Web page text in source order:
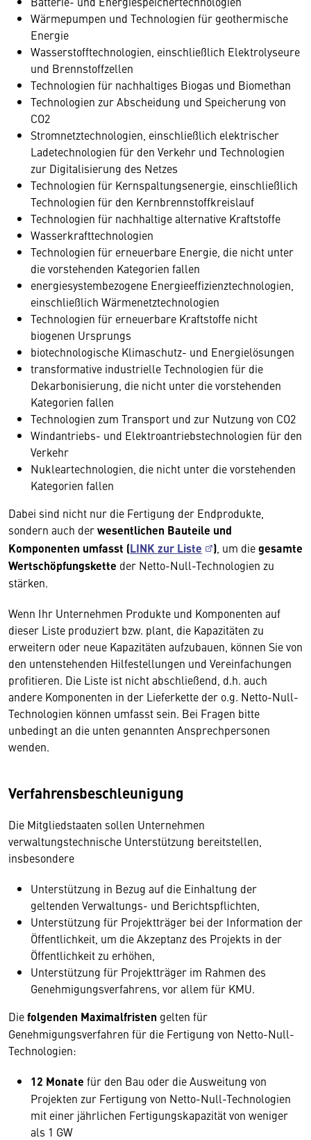
Wärmepumpen und Technologien für geothermische
Energie
Wasserstofftechnologien, einschließlich Elektrolyseure
und Brennstoffzellen
Technologien für nachhaltiges Biogas und Biomethan
Technologien zur Abscheidung und Speicherung von
CO2
Stromnetztechnologien, einschließlich elektrischer
Ladetechnologien für den Verkehr und Technologien
zur Digitalisierung des Netzes
Technologien für Kernspaltungsenergie, einschließlich
Technologien für den Kernbrennstoffkreislauf
Technologien für nachhaltige alternative Kraftstoffe
Wasserkrafttechnologien
Technologien für erneuerbare Energie, die nicht unter
die vorstehenden Kategorien fallen
energiesystembezogene Energieeffizienztechnologien,
einschließlich Wärmenetztechnologien
Technologien für erneuerbare Kraftstoffe nicht
biogenen Ursprungs
biotechnologische Klimaschutz- und Energielösungen
transformative industrielle Technologien für die
Dekarbonisierung, die nicht unter die vorstehenden
Kategorien fallen
Technologien zum Transport und zur Nutzung von CO2
Windantriebs- und Elektroantriebstechnologien für den
Verkehr
Nukleartechnologien, die nicht unter die vorstehenden
Kategorien fallen
Dabei sind nicht nur die Fertigung der Endprodukte,
sondern auch derwesentlichen Bauteile und
Komponenten umfasst (LINK zur Liste ) , um diegesamte
Wertschöpfungskette der Netto-Null-Technologien zu
stärken.
Wenn Ihr Unternehmen Produkte und Komponenten auf
dieser Liste produziert bzw. plant, die Kapazitäten zu
erweitern oder neue Kapazitäten aufzubauen, können Sie von
den untenstehenden Hilfestellungen und Vereinfachungen
profitieren. Die Liste ist nicht abschließend, d.h. auch
andere Komponenten in der Lieferkette der o.g. Netto-Null-
Technologien können umfasst sein. Bei Fragen bitte
unbedingt an die unten genannten Ansprechpersonen
wenden.
Verfahrensbeschleunigung
Die Mitgliedstaaten sollen Unternehmen
verwaltungstechnische Unterstützung bereitstellen,
insbesondere
Unterstützung in Bezug auf die Einhaltung der
geltenden Verwaltungs- und Berichtspflichten,
Unterstützung für Projektträger bei der Information der
Öffentlichkeit, um die Akzeptanz des Projekts in der
Öffentlichkeit zu erhöhen,
Unterstützung für Projektträger im Rahmen des
Genehmigungsverfahrens, vor allem für KMU.
Diefolgenden Maximalfristen gelten für
Genehmigungsverfahren für die Fertigung von Netto-Null-
Technologien:
12 Monate für den Bau oder die Ausweitung von
Projekten zur Fertigung von Netto-Null-Technologien
mit einer jährlichen Fertigungskapazität von weniger
als 1 GW